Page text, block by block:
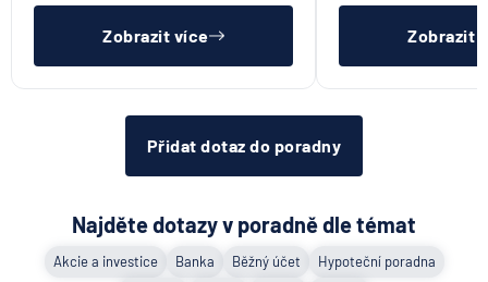
Zobrazit více Zobrazit
Přidat dotaz do poradny
Najděte dotazy v poradně dle témat
Akcie a investice Banka Běžný účet
Hypoteční poradna